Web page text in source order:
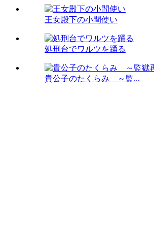
王女殿下の小間使い
処刑台でワルツを踊る
貴公子のたくらみ ～監...